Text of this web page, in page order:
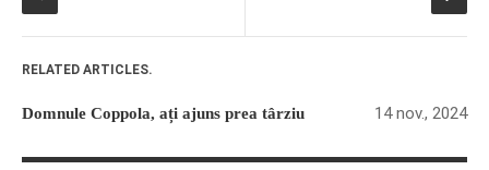
RELATED ARTICLES.
Domnule Coppola, ați ajuns prea târziu 14 nov., 2024